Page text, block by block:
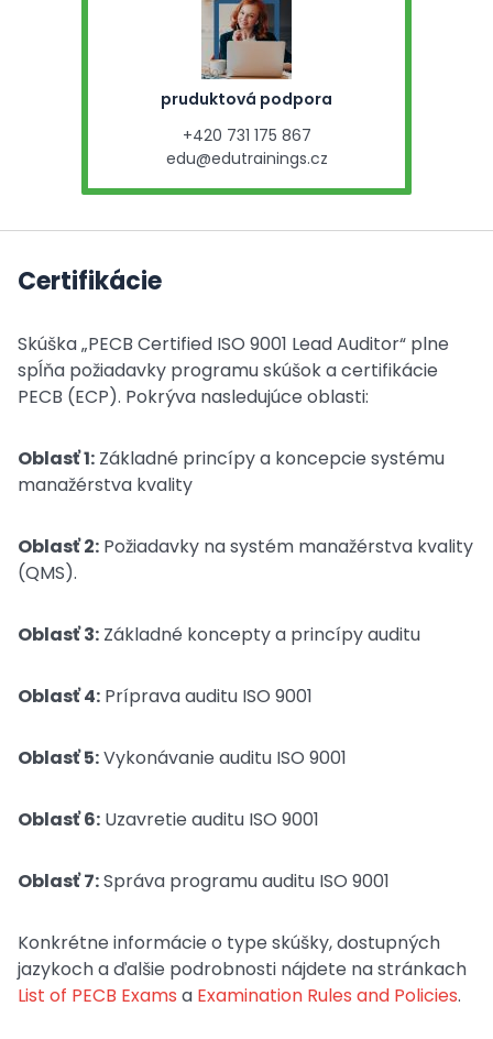
pruduktová podpora
+420 731 175 867
edu@edutrainings.cz
Certifikácie
Skúška „PECB Certified ISO 9001 Lead Auditor“ plne
spĺňa požiadavky programu skúšok a certifikácie
PECB (ECP). Pokrýva nasledujúce oblasti:
Oblasť 1: Základné princípy a koncepcie systému
manažérstva kvality
Oblasť 2: Požiadavky na systém manažérstva kvality
(QMS).
Oblasť 3: Základné koncepty a princípy auditu
Oblasť 4: Príprava auditu ISO 9001
Oblasť 5:Vykonávanie auditu ISO 9001
Oblasť 6: Uzavretie auditu ISO 9001
Oblasť 7:Správa programu auditu ISO 9001
Konkrétne informácie o type skúšky, dostupných
jazykoch a ďalšie podrobnosti nájdete na stránkach
List of PECB Exams a Examination Rules and Policies.